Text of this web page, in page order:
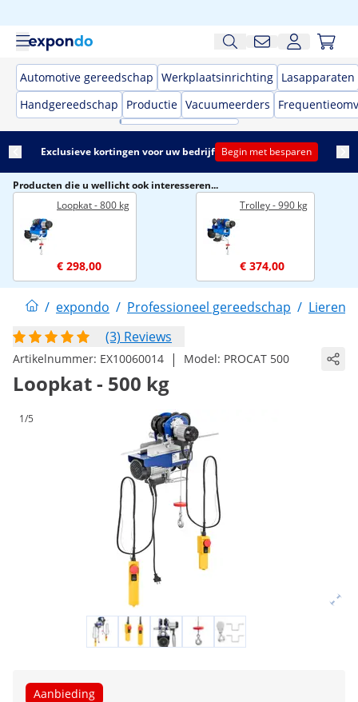
Automotive gereedschap Werkplaatsinrichting Lasapparaten
Handgereedschap
Productie Vacuumeerders
Exclusieve kortingen voor uw bedrijf Begin met besparen
Producten die u wellicht ook interesseren...
Loopkat - 800 kg
€ 298,00
Trolley - 990 kg
€ 374,00
/ expondo / Professioneel gereedschap / Lieren
(3) Reviews
Artikelnummer: EX10060014 | Model: PROCAT 500
Loopkat - 500 kg
1/5
Aanbieding